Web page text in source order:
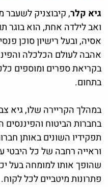
גיא קלר
ואב לילדה אחת, הוא בוגר
אסיה, ובעל רישיון סוכן
אהבה לעולם הכלכלה
בקריאת ספרים ומוספים
בתחום.
במהלך הקריירה שלו, גיא
בחברות הביטוח
תפקידיו השונים באותן
וראייה רחבה של כל היבטי
שהופך אותו למומחה בעל
פתרונות מיטביים לכל לקוח.